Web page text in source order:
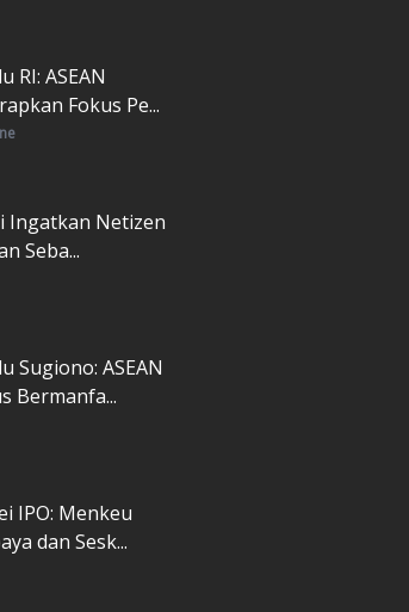
RI: ASEAN
Fokus Pe...
Ingatkan Netizen
Seba...
Sugiono: ASEAN
Bermanfa...
IPO: Menkeu
dan Sesk...